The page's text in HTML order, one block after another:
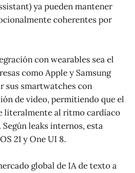
ya pueden mantener
coherentes por
con wearables sea el
como Apple y Samsung
sus smartwatches con
de video, permitiendo que el
literalmente al ritmo cardíaco
leaks internos, esta
21 y One UI 8.
global de IA de texto a